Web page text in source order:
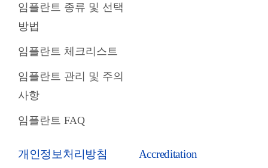
임플란트 종류 및 선택
방법
임플란트 체크리스트
임플란트 관리 및 주의
사항
임플란트 FAQ
개인정보처리방침 Accreditation